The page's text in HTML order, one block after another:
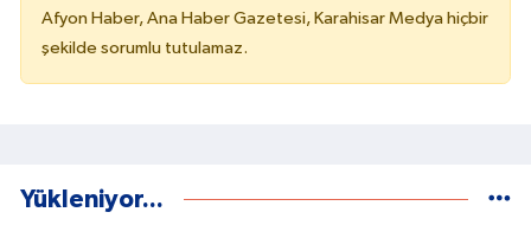
Afyon Haber, Ana Haber Gazetesi, Karahisar Medya hiçbir
şekilde sorumlu tutulamaz.
Yükleniyor...